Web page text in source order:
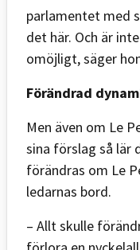
parlamentet med
det här. Och är
omöjligt, säger
Förändrad
Men även om Le
sina förslag så lär
förändras om Le
ledarnas bord.
– Allt skulle